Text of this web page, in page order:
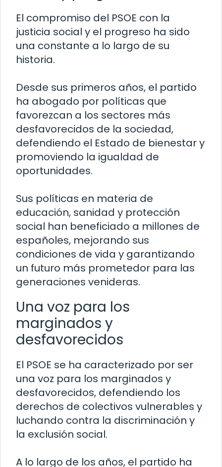
El compromiso del PSOE con la
justicia social y el progreso ha sido
una constante a lo largo de su
historia.
Desde sus primeros años, el partido
ha abogado por políticas que
favorezcan a los sectores más
desfavorecidos de la sociedad,
defendiendo el Estado de bienestar y
promoviendo la igualdad de
oportunidades.
Sus políticas en materia de
educación, sanidad y protección
social han beneficiado a millones de
españoles, mejorando sus
condiciones de vida y garantizando
un futuro más prometedor para las
generaciones venideras.
Una voz para los
marginados y
desfavorecidos
El PSOE se ha caracterizado por ser
una voz para los marginados y
desfavorecidos, defendiendo los
derechos de colectivos vulnerables y
luchando contra la discriminación y
la exclusión social.
A lo largo de los años, el partido ha